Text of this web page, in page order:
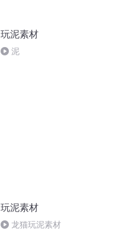
玩泥素材
泥
玩泥素材
龙猫玩泥素材